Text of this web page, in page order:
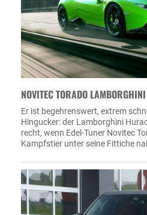
NOVITEC TORADO
Er ist begehrenswert, extrem
Hingucker: der Lamborghini
recht, wenn Edel-Tuner Novitec
Kampfstier unter seine Fittiche